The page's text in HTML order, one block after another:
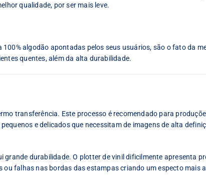
qualidade, por ser mais leve.
algodão apontadas pelos seus usuários, são o fato da
quentes, além da alta durabilidade.
transferência. Este processo é recomendado para
e delicados que necessitam de imagens de alta
grande durabilidade. O plotter de vinil dificilmente apresenta
ou falhas nas bordas das estampas criando um especto mais